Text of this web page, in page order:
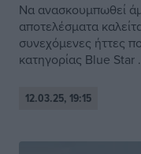
Να ανασκουμπωθεί
αποτελέσματα
συνεχόμενες ήττες
κατηγορίας Blue Star
12.03.25, 19:15